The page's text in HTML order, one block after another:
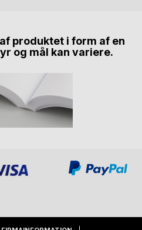
produktet i form af en
og mål kan variere.